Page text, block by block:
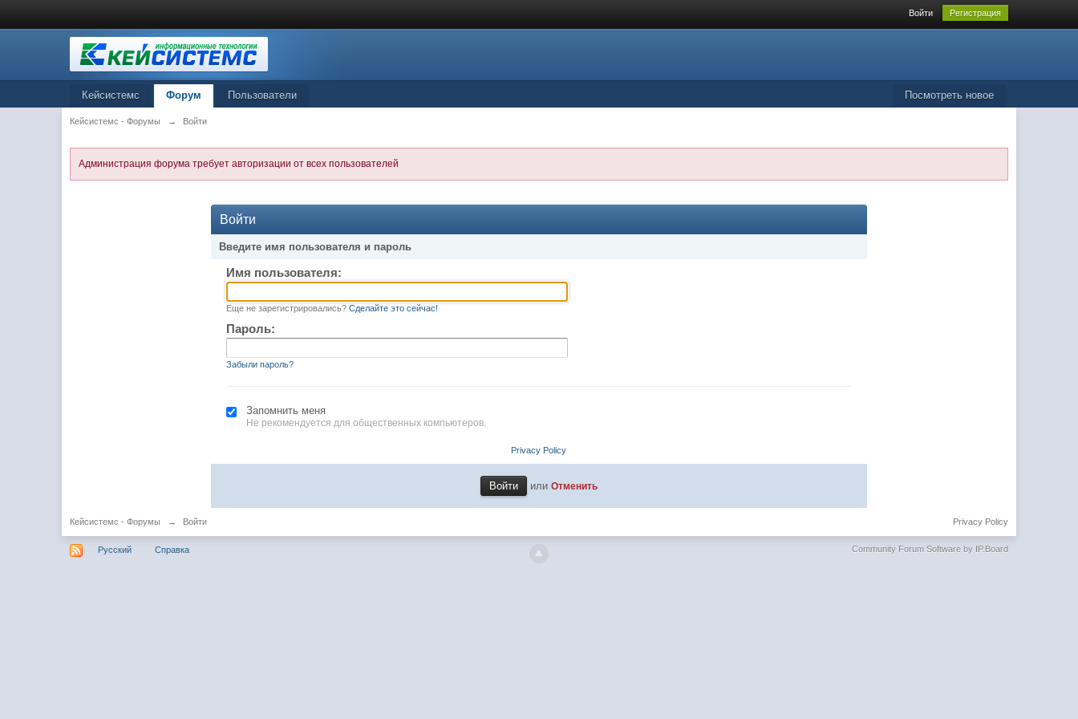
Войти Регистрация
Посмотреть новое
Кейсистемс Форум Пользователи
Кейсистемс - Форумы → Войти
Администрация форума требует авторизации от всех пользователей
Войти
Введите имя пользователя и пароль
Имя пользователя:
Еще не зарегистрировались? Сделайте это сейчас!
Пароль:
Забыли пароль?
Запомнить меня
Не рекомендуется для общественных компьютеров.
Privacy Policy
или Отменить
Кейсистемс - Форумы → Войти Privacy Policy
Русский Справка Community Forum Software by IP.Board